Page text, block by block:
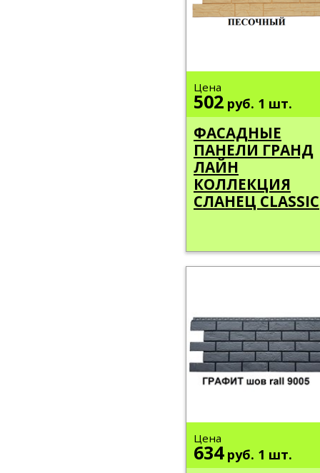
Цена
502 руб. 1 шт.
ФАСАДНЫЕ
ПАНЕЛИ ГРАНД
ЛАЙН
КОЛЛЕКЦИЯ
СЛАНЕЦ CLASSIC
Цена
634 руб. 1 шт.